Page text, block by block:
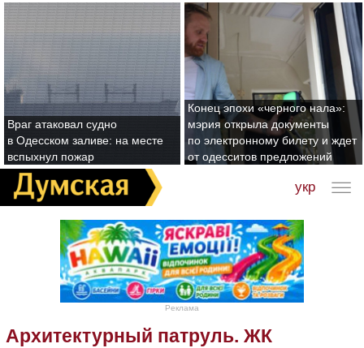
Враг атаковал судно
в Одесском заливе: на месте
вспыхнул пожар
Конец эпохи «черного нала»:
мэрия открыла документы
по электронному билету и ждет
от одесситов предложений
укр
Реклама
Архитектурный патруль. ЖК